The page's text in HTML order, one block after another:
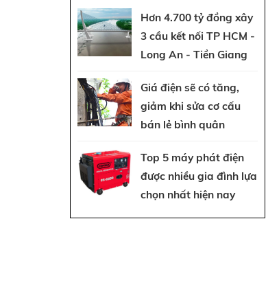
Hơn 4.700 tỷ đồng xây
3 cầu kết nối TP HCM -
Long An - Tiền Giang
Giá điện sẽ có tăng,
giảm khi sửa cơ cấu
bán lẻ bình quân
Top 5 máy phát điện
được nhiều gia đình lựa
chọn nhất hiện nay